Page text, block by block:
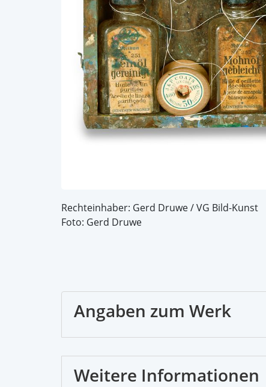
Rechteinhaber: Gerd Druwe / VG Bild-Kunst
Foto: Gerd Druwe
Angaben zum Werk
Weitere Informationen